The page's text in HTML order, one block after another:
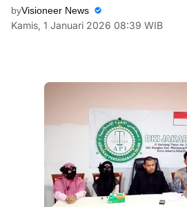
byVisioneer News
Kamis, 1 Januari 2026 08:39 WIB